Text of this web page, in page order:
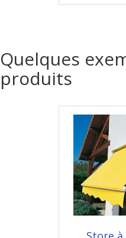
Quelques
produits